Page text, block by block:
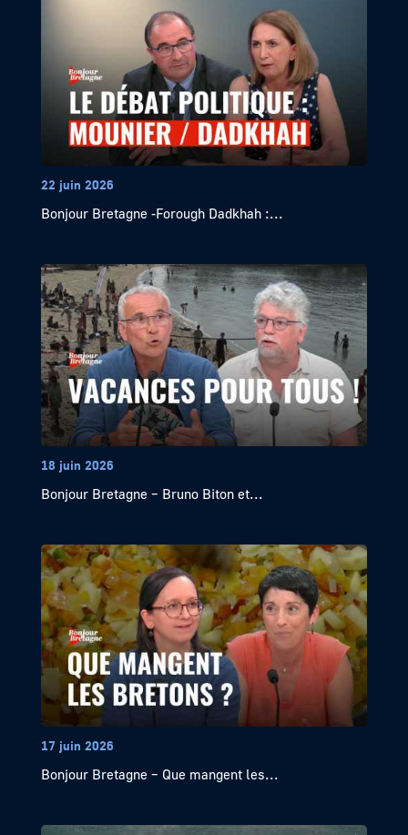
22 juin 2026
Bonjour Bretagne -Forough Dadkhah :...
18 juin 2026
Bonjour Bretagne – Bruno Biton et...
17 juin 2026
Bonjour Bretagne – Que mangent les...